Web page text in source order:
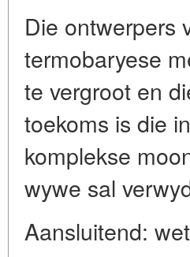
Die ontwerpers
termobaryese
te vergroot en
toekoms is die
komplekse
wywe sal
Aansluitend: